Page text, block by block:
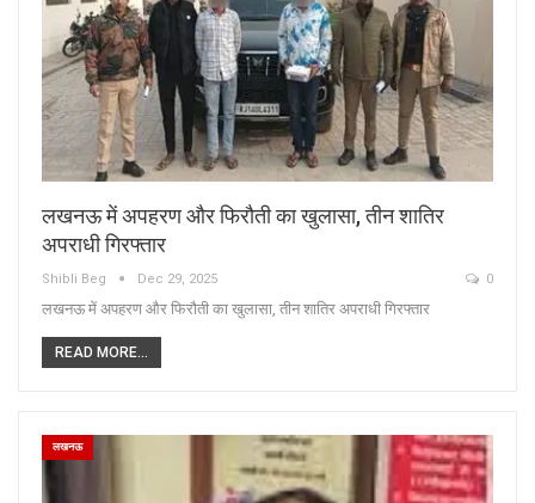
लखनऊ में अपहरण और फिरौती का खुलासा, तीन शातिर
अपराधी गिरफ्तार
Shibli Beg Dec 29, 2025 0
लखनऊ में अपहरण और फिरौती का खुलासा, तीन शातिर अपराधी गिरफ्तार
READ MORE...
लखनऊ